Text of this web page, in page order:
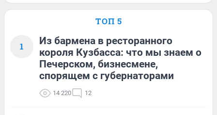
ТОП 5
1
Из бармена в ресторанного
короля Кузбасса: что мы знаем о
Печерском, бизнесмене,
спорящем с губернаторами
14 220 12